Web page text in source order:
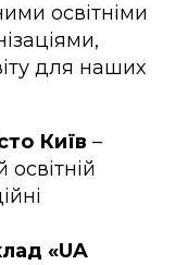
освітніми
для наших
Київ –
«UA